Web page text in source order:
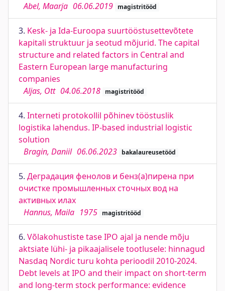
Abel, Maarja 06.06.2019 magistritööd
3. Kesk- ja Ida-Euroopa suurtööstusettevõtete
kapitali struktuur ja seotud mõjurid. The capital
structure and related factors in Central and
Eastern European large manufacturing
companies
Aljas, Ott 04.06.2018 magistritööd
4. Interneti protokollil põhinev tööstuslik
logistika lahendus. IP-based industrial logistic
solution
Bragin, Daniil 06.06.2023 bakalaureusetööd
5. Деградaция фенолов и бенз(а)пирена при
очистке промышленных сточных вод на
активных илах
Hannus, Maila 1975 magistritööd
6. Võlakohustiste tase IPO ajal ja nende mõju
aktsiate lühi- ja pikaajalisele tootlusele: hinnagud
Nasdaq Nordic turu kohta perioodil 2010-2024.
Debt levels at IPO and their impact on short-term
and long-term stock performance: evidence